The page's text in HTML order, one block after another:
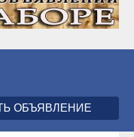
ОБЪЯВЛЕНИЕ